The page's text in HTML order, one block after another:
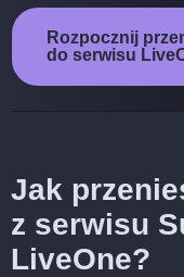
Rozpocznij
do serwisu
Jak
z serwisu
LiveOne?